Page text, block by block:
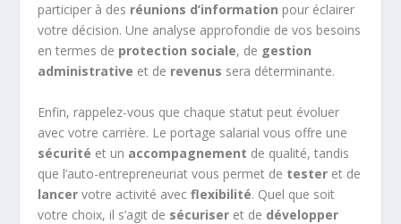
participer à des réunions d’information pour éclairer
votre décision. Une analyse approfondie de vos besoins
en termes de protection sociale, de gestion
administrative et de revenus sera déterminante.
Enfin, rappelez-vous que chaque statut peut évoluer
avec votre carrière. Le portage salarial vous offre une
sécurité et un accompagnement de qualité, tandis
que l’auto-entrepreneuriat vous permet de tester et de
lancer votre activité avecflexibilité. Quel que soit
votre choix, il s’agit de sécuriser et de développer